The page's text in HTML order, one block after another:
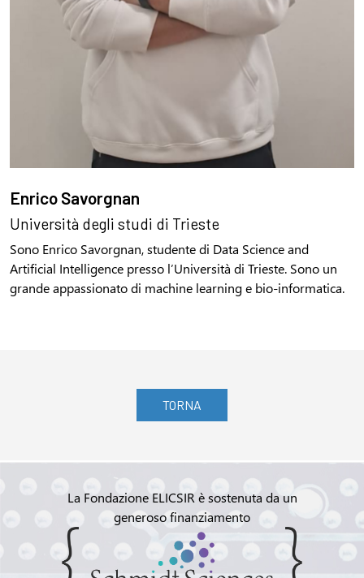
Enrico Savorgnan
Università degli studi di Trieste
Sono Enrico Savorgnan, studente di Data Science and
Artificial Intelligence presso l’Università di Trieste. Sono un
grande appassionato di machine learning e bio-informatica.
TORNA
La Fondazione ELICSIR è sostenuta da un
generoso finanziamento